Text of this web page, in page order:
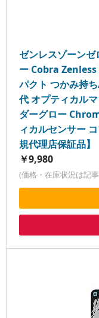
ゼンレスゾーン
ー Cobra
パクト つかみ持
代 オプティカル
ダーグロー
ィカルセンサー
規代理店保証品】
￥9,980
(価格・在庫状況は記